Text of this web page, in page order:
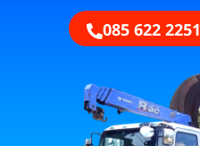
085 622 2251